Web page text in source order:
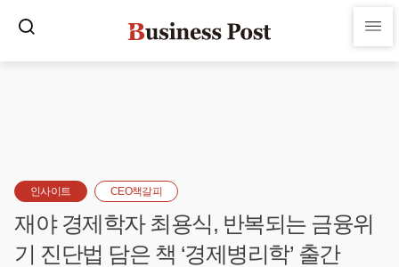
인사이트 CEO책갈피
재야 경제학자 최용식, 반복되는 금융위
기 진단법 담은 책 ‘경제병리학’ 출간